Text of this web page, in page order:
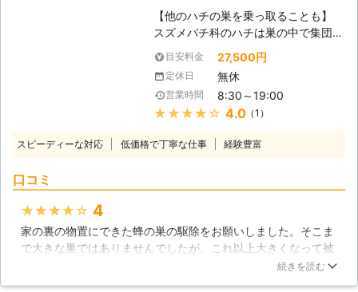
います。 【トコジラミ駆除】 幸いト
コジラミによる感染症は報告されてい
ませんが、吸血刺咬により強いかゆみ
が生じます。また商業施設などで発生
すると、その駆除が完了するまで営業
を停止しなければなりません。そのた
め、トコジラミ駆除は速やかに行う必
スーパーナンキンムシは薬剤に強く、
虫駆除に関する技術を常に磨き、どの
ん。弊社の技術で、厄介な衛生害虫た
ちを根絶やしにします！
【他のハチの巣を乗っ取ることも】
スズメバチ科のハチは巣の中で集団で
生活をしており、女王バチと働きバチ
が共同で幼虫の子育てをしています。
社会性のハチ類ともいわれているので
す。チャイロスズメバチは自ら巣を作
ることはなく、働きバチが他のスズメ
の女王バチを殺して巣を乗っ取るので
る！？】 みなさんに様々な被害を与
えてくるスズメバチですが、そんなス
ズメバチでも実は需要があるのです。
それは「食用」としてです。ハチが嫌
目安料金 27,500円
定休日 無休
営業時間 8:30～19:00
★★★★★ 4.0（1）
スピーディーな対応 低価格で丁寧な仕事 経験豊富
口コミ
★★★★★ 4
家の裏の物置にできた蜂の巣の駆除をお願いしました。そこま
で大きな巣ではありませんでしたが、これ以上大きくなって被
害がでたら怖いので駆除してもらうことにしました。中に蜂が
続きを読む